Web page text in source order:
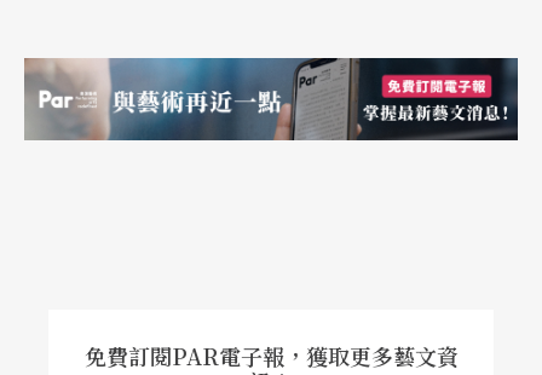
免費訂閱PAR電子報，獲取更多藝文資